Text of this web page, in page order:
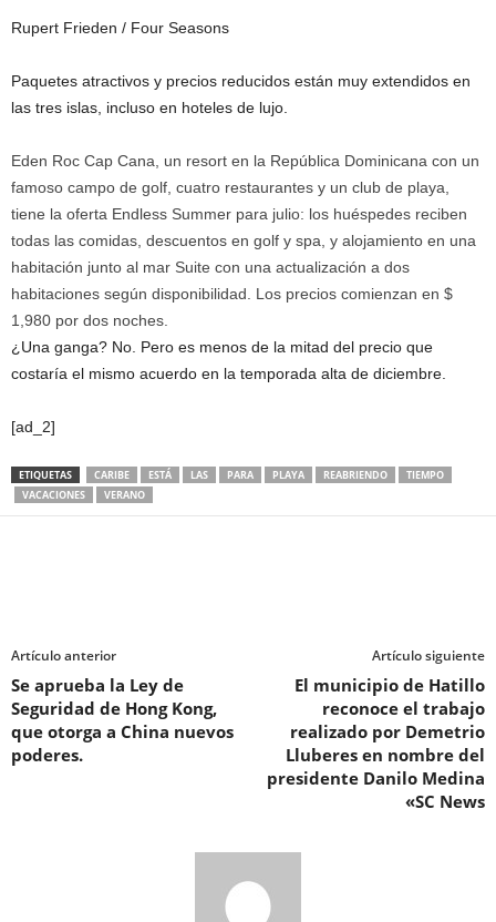
Rupert Frieden / Four Seasons
Paquetes atractivos y precios reducidos están muy extendidos en
las tres islas, incluso en hoteles de lujo.
Eden Roc Cap Cana, un resort en la República Dominicana con un
famoso campo de golf, cuatro restaurantes y un club de playa,
tiene la oferta Endless Summer para julio: los huéspedes reciben
todas las comidas, descuentos en golf y spa, y alojamiento en una
habitación junto al mar Suite con una actualización a dos
habitaciones según disponibilidad. Los precios comienzan en $
1,980 por dos noches.
¿Una ganga? No. Pero es menos de la mitad del precio que
costaría el mismo acuerdo en la temporada alta de diciembre.
[ad_2]
ETIQUETAS CARIBE ESTÁ LAS PARA PLAYA REABRIENDO
TIEMPO
VACACIONES
VERANO
Artículo anterior
Se aprueba la Ley de
Seguridad de Hong Kong,
que otorga a China nuevos
poderes.
Artículo siguiente
El municipio de Hatillo
reconoce el trabajo
realizado por Demetrio
Lluberes en nombre del
presidente Danilo Medina
«SC News